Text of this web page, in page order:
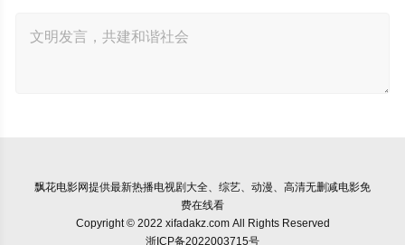
飘花电影网提供最新热播电视剧大全、综艺、动漫、高清无删减电影免
费在线看
Copyright © 2022 xifadakz.com All Rights Reserved
浙ICP备2022003715号